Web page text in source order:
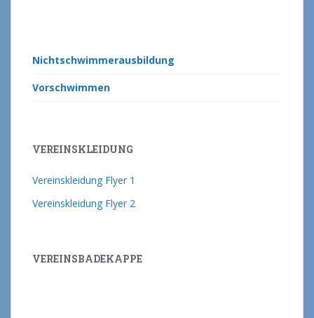
Nichtschwimmerausbildung
Vorschwimmen
VEREINSKLEIDUNG
Vereinskleidung Flyer 1
Vereinskleidung Flyer 2
VEREINSBADEKAPPE